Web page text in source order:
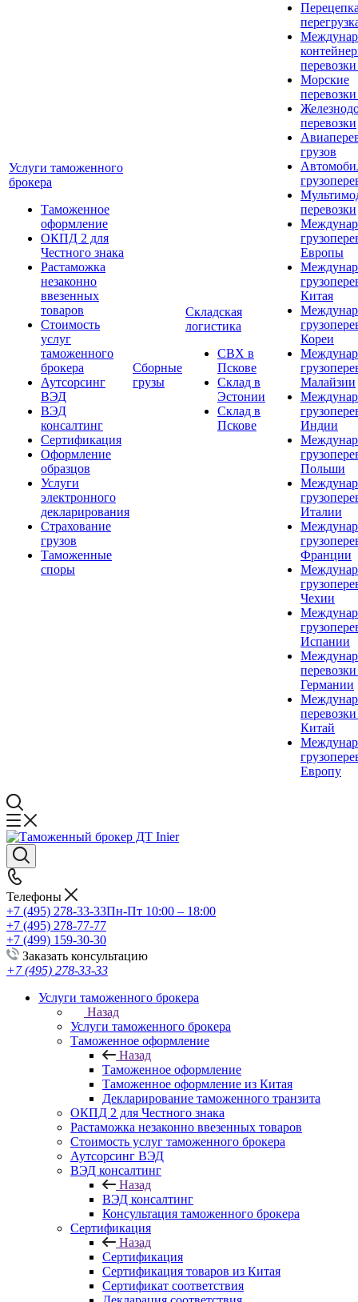
Услуги таможенного
брокера
Таможенное
оформление
ОКПД 2 для
Честного знака
Растаможка
незаконно
ввезенных
товаров
Стоимость
услуг
таможенного
брокера
Аутсорсинг
ВЭД
ВЭД
консалтинг
Сертификация
Оформление
образцов
Услуги
электронного
декларирования
Страхование
грузов
Таможенные
споры
Сборные
грузы
Складская
логистика
СВХ в
Пскове
Склад в
Эстонии
Склад в
Пскове
Морские
перевозки
грузов
перевозки
Европы
Китая
Кореи
Малайзии
Индии
Польши
Италии
Франции
Чехии
Испании
Германии
Китай
Европу
Телефоны
+7 (495) 278-33-33Пн-Пт 10:00 – 18:00
+7 (495) 278-77-77
+7 (499) 159-30-30
Заказать консультацию
+7 (495) 278-33-33
Услуги таможенного брокера
Назад
Услуги таможенного брокера
Таможенное оформление
Назад
Таможенное оформление
Таможенное оформление из Китая
Декларирование таможенного транзита
ОКПД 2 для Честного знака
Растаможка незаконно ввезенных товаров
Стоимость услуг таможенного брокера
Аутсорсинг ВЭД
ВЭД консалтинг
Назад
ВЭД консалтинг
Консультация таможенного брокера
Сертификация
Назад
Сертификация
Сертификация товаров из Китая
Сертификат соответствия